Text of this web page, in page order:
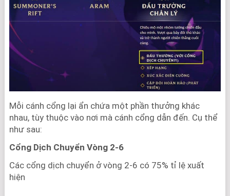
Mỗi cánh cổng lại ẩn chứa một phần thưởng khác
nhau, tùy thuộc vào nơi mà cánh cổng dẫn đến. Cụ thể
như sau:
Cổng Dịch Chuyển Vòng 2-6
Các cổng dịch chuyển ở vòng 2-6 có 75% tỉ lệ xuất
hiện